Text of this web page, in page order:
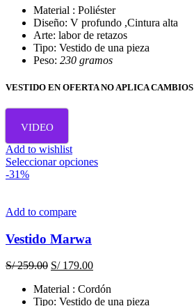
elegir
en
la
página
de
Material : Poliéster
Diseño: V profundo ,Cintura alta
Arte: labor de retazos
Tipo: Vestido de una pieza
Peso: 230 gramos
VESTIDO EN OFERTA NO APLICA CAMBIOS
VIDEO
Add to wishlist
Seleccionar opcionesEste
en
la
-31%
Add to compare
Vestido Marwa
S/259.00 El
original
era:
S/179.00El
actual
es:
Material : Cordón
Tipo: Vestido de una pieza